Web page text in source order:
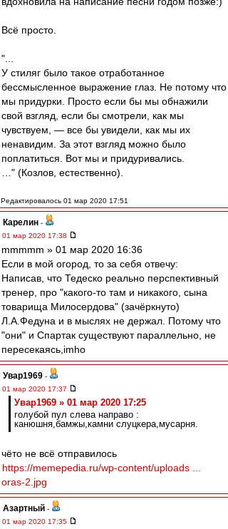
Всё просто.
"...
У стиляг было такое отработанное
бессмысленное выражение глаз. Не потому что
мы придурки. Просто если бы мы обнажили
свой взгляд, если бы смотрели, как мы
чувствуем, — все бы увидели, как мы их
ненавидим. За этот взгляд можно было
поплатиться. Вот мы и придуривались.
…" (Козлов, естественно).
Редактировалось 01 мар 2020 17:51
Карелин -
01 мар 2020 17:38
mmmmm » 01 мар 2020 16:36
Если в мой огород, то за себя отвечу:
Написав, что Тедеско реально перспективный
тренер, про "какого-то там и никакого, сына
товарища Милосердова" (зачёркнуто)
Л.А.Федуна и в мыслях не держал. Потому что
"они" и Спартак существуют параллельно, не
пересекаясь,imho
Увар1969 -
01 мар 2020 17:37
Увар1969 » 01 мар 2020 17:25
голубой пул слева направо :
канюшня,бамжы,камни слуцкера,мусарня.
чёто не всё отправилось
https://memepedia.ru/wp-content/uploads ...
oras-2.jpg
Азартный -
01 мар 2020 17:35